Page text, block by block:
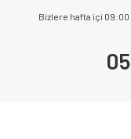
Bizlere hafta içi 09:00